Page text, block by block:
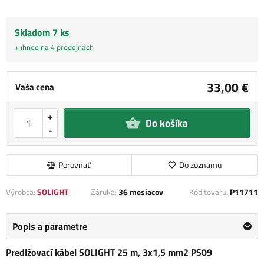
Vaša cena 33,00 €
-
+ Do košíka
Porovnať Do zoznamu
Skladom 7 ks
+ ihned na 4 prodejnách
Výrobca:SOLIGHT Záruka:36 mesiacov Kód tovaru: P11711
Popis a parametre
Predlžovací kábel SOLIGHT 25 m, 3x1,5 mm2 PS09